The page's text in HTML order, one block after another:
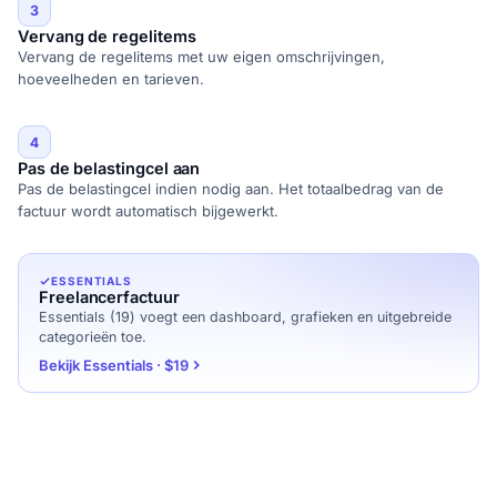
3
Vervang de regelitems
Vervang de regelitems met uw eigen omschrijvingen,
hoeveelheden en tarieven.
4
Pas de belastingcel aan
Pas de belastingcel indien nodig aan. Het totaalbedrag van de
factuur wordt automatisch bijgewerkt.
ESSENTIALS
Freelancerfactuur
Essentials (19) voegt een dashboard, grafieken en uitgebreide
categorieën toe.
Bekijk Essentials · $19